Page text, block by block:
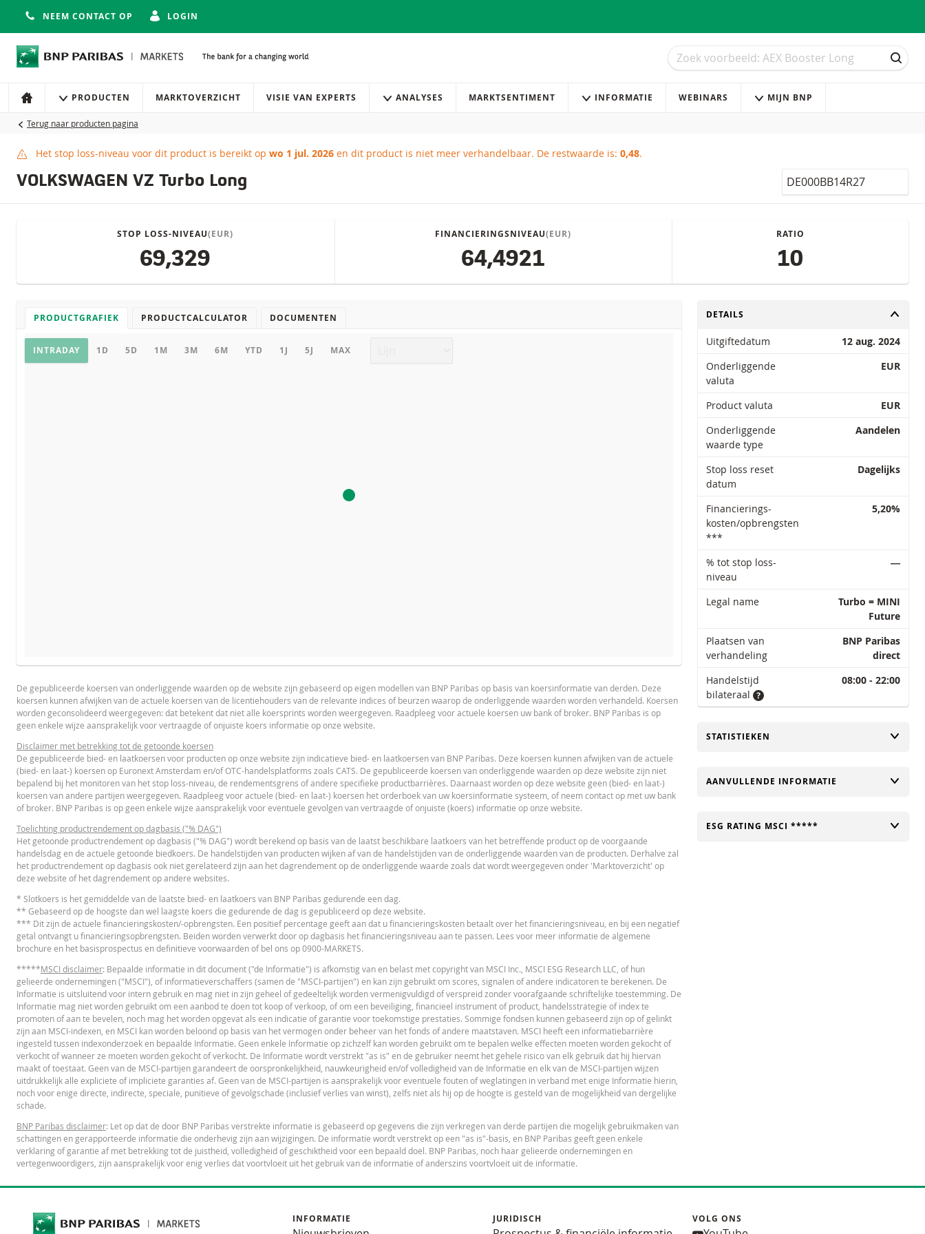
NEEM CONTACT OP LOGIN
Zoek
Zoek
ZOEK
Navigatie
Site navigatie
HOME PRODUCTEN MARKTOVERZICHT VISIE VAN EXPERTS ANALYSES MARKTSENTIMENT INFORMATIE WEBINARS MIJN BNP
Terug naar producten pagina
Stop loss-niveau bereikt
Het stop loss-niveau voor dit product is bereikt op wo 1 jul. 2026 en dit product is niet meer verhandelbaar. De restwaarde is: 0,48.
VOLKSWAGEN VZ Turbo Long Isin
STOP LOSS-NIVEAU(EUR)
69,329
FINANCIERINGSNIVEAU(EUR)
64,4921
RATIO
10
PRODUCTGRAFIEK PRODUCTCALCULATOR DOCUMENTEN
Productgrafiek
INTRADAY 1D 5D 1M 3M 6M YTD 1J 5J MAX
De calculator voor dit product is uitgeschakeld, omdat het stop-loss niveau van dit product bereikt is.
PROSPECTUS
Prospectus (NL) URL
FINAL TERMS
Final Terms URL
ESSENTIËLE BELEGGERSINFORMATIEDOCUMENTATIE
Essentiële
Beleggersinformatiedocument (NL)
PDF
OVERIGE WETTELIJKE DOCUMENTEN
Notices URL Notices URL
FINANCIEEL OVERZICHT
Financial Information URL
RECENTE KOERSINFORMATIE
PRODUCT PROJECTIONS
Some helper text for the product price projections, financial advice advised
UNDERLYING PRICE PRICE PROJECTION
De gepubliceerde koersen van onderliggende waarden op de website zijn gebaseerd op eigen modellen van BNP Paribas op basis van koersinformatie van derden. Deze
koersen kunnen afwijken van de actuele koersen van de licentiehouders van de relevante indices of beurzen waarop de onderliggende waarden worden verhandeld. Koersen
worden geconsolideerd weergegeven: dat betekent dat niet alle koersprints worden weergegeven. Raadpleeg voor actuele koersen uw bank of broker. BNP Paribas is op
geen enkele wijze aansprakelijk voor vertraagde of onjuiste koers informatie op onze website.
Disclaimer met betrekking tot de getoonde koersen
De gepubliceerde bied- en laatkoersen voor producten op onze website zijn indicatieve bied- en laatkoersen van BNP Paribas. Deze koersen kunnen afwijken van de actuele
(bied- en laat-) koersen op Euronext Amsterdam en/of OTC-handelsplatforms zoals CATS. De gepubliceerde koersen van onderliggende waarden op deze website zijn niet
bepalend bij het monitoren van het stop loss-niveau, de rendementsgrens of andere specifieke productbarrières. Daarnaast worden op deze website geen (bied- en laat-)
koersen van andere partijen weergegeven. Raadpleeg voor actuele (bied- en laat-) koersen het orderboek van uw koersinformatie systeem, of neem contact op met uw bank
of broker. BNP Paribas is op geen enkele wijze aansprakelijk voor eventuele gevolgen van vertraagde of onjuiste (koers) informatie op onze website.
Toelichting productrendement op dagbasis ("% DAG")
Het getoonde productrendement op dagbasis ("% DAG") wordt berekend op basis van de laatst beschikbare laatkoers van het betreffende product op de voorgaande
handelsdag en de actuele getoonde biedkoers. De handelstijden van producten wijken af van de handelstijden van de onderliggende waarden van de producten. Derhalve zal
het productrendement op dagbasis ook niet gerelateerd zijn aan het dagrendement op de onderliggende waarde zoals dat wordt weergegeven onder 'Marktoverzicht' op
deze website of het dagrendement op andere websites.
* Slotkoers is het gemiddelde van de laatste bied- en laatkoers van BNP Paribas gedurende een dag.
** Gebaseerd op de hoogste dan wel laagste koers die gedurende de dag is gepubliceerd op deze website.
*** Dit zijn de actuele financieringskosten/-opbrengsten. Een positief percentage geeft aan dat u financieringskosten betaalt over het financieringsniveau, en bij een negatief
getal ontvangt u financieringsopbrengsten. Beiden worden verwerkt door op dagbasis het financieringsniveau aan te passen. Lees voor meer informatie de algemene
brochure en het basisprospectus en definitieve voorwaarden of bel ons op 0900-MARKETS.
*****MSCI disclaimer: Bepaalde informatie in dit document ("de Informatie") is afkomstig van en belast met copyright van MSCI Inc., MSCI ESG Research LLC, of hun
gelieerde ondernemingen ("MSCI"), of informatieverschaffers (samen de "MSCI-partijen") en kan zijn gebruikt om scores, signalen of andere indicatoren te berekenen. De
Informatie is uitsluitend voor intern gebruik en mag niet in zijn geheel of gedeeltelijk worden vermenigvuldigd of verspreid zonder voorafgaande schriftelijke toestemming. De
Informatie mag niet worden gebruikt om een aanbod te doen tot koop of verkoop, of om een beveiliging, financieel instrument of product, handelsstrategie of index te
promoten of aan te bevelen, noch mag het worden opgevat als een indicatie of garantie voor toekomstige prestaties. Sommige fondsen kunnen gebaseerd zijn op of gelinkt
zijn aan MSCI-indexen, en MSCI kan worden beloond op basis van het vermogen onder beheer van het fonds of andere maatstaven. MSCI heeft een informatiebarrière
ingesteld tussen indexonderzoek en bepaalde Informatie. Geen enkele Informatie op zichzelf kan worden gebruikt om te bepalen welke effecten moeten worden gekocht of
verkocht of wanneer ze moeten worden gekocht of verkocht. De Informatie wordt verstrekt "as is" en de gebruiker neemt het gehele risico van elk gebruik dat hij hiervan
maakt of toestaat. Geen van de MSCI-partijen garandeert de oorspronkelijkheid, nauwkeurigheid en/of volledigheid van de Informatie en elk van de MSCI-partijen wijzen
uitdrukkelijk alle expliciete of impliciete garanties af. Geen van de MSCI-partijen is aansprakelijk voor eventuele fouten of weglatingen in verband met enige Informatie hierin,
noch voor enige directe, indirecte, speciale, punitieve of gevolgschade (inclusief verlies van winst), zelfs niet als hij op de hoogte is gesteld van de mogelijkheid van dergelijke
schade.
BNP Paribas disclaimer: Let op dat de door BNP Paribas verstrekte informatie is gebaseerd op gegevens die zijn verkregen van derde partijen die mogelijk gebruikmaken van
schattingen en gerapporteerde informatie die onderhevig zijn aan wijzigingen. De informatie wordt verstrekt op een "as is"-basis, en BNP Paribas geeft geen enkele
verklaring of garantie af met betrekking tot de juistheid, volledigheid of geschiktheid voor een bepaald doel. BNP Paribas, noch haar gelieerde ondernemingen en
vertegenwoordigers, zijn aansprakelijk voor enig verlies dat voortvloeit uit het gebruik van de informatie of anderszins voortvloeit uit de informatie.
TOGGLE
DETAILS
Uitgiftedatum
12 aug. 2024
Onderliggende
valuta
EUR
Product valuta
EUR
Onderliggende
waarde type
Aandelen
Stop loss reset
datum
Dagelijks
Financierings-
kosten/opbrengsten
***
5,20%
% tot stop loss-
niveau
―
Legal name
Turbo = MINI
Future
Plaatsen van
verhandeling
BNP Paribas
direct
Handelstijd
bilateraal
08:00 - 22:00
TOGGLE
STATISTIEKEN
TOGGLE
AANVULLENDE INFORMATIE
TOGGLE
ESG RATING MSCI *****
INFORMATIE JURIDISCH VOLG ONS